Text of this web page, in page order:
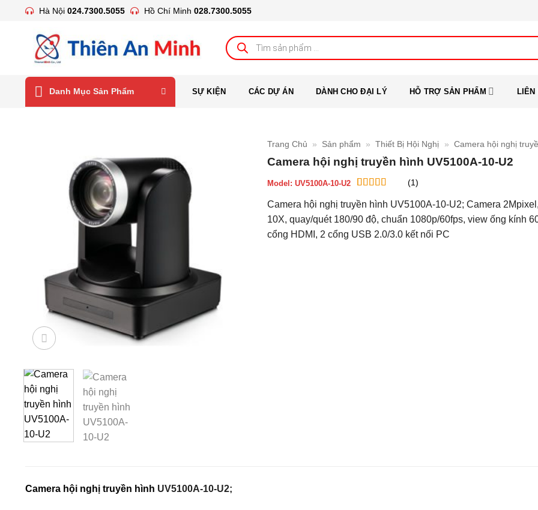
Hà Nội 024.7300.5055 Hồ Chí Minh 028.7300.5055
Tìm
kiếm
sản
phẩm
Danh Mục Sản Phẩm SỰ KIỆN CÁC DỰ ÁN DÀNH CHO ĐẠI LÝ HỖ TRỢ SẢN PHẨM LIÊN
Trang Chủ » Sản phẩm » Thiết Bị Hội Nghị » Camera hội nghị
Camera hội nghị truyền hình UV5100A-10-U2
Model:UV5100A-10-U2
trênđánh
giá
(1)
Camera hội nghị truyền hình UV5100A-10-U2; Camera
10X, quay/quét 180/90 độ, chuẩn 1080p/60fps, view ống kính
cổng HDMI, 2 cổng USB 2.0/3.0 kết nối PC
Camera hội nghị truyền hình UV5100A-10-U2;